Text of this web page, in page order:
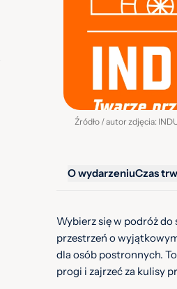
Źródło / autor zdjęcia:
O wydarzeniuCzas
Wybierz się w podróż
przestrzeń o
dla osób postronnych.
progi i zajrzeć za kulisy